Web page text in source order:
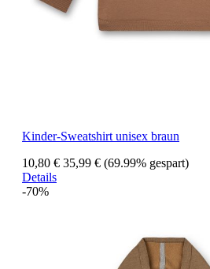
Kinder-Sweatshirt unisex braun
10,80 € 35,99 € (69.99% gespart)
Details
-70%